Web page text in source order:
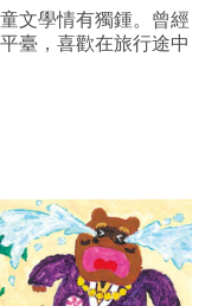
學情有獨鍾。曾經
臺，喜歡在旅行途中